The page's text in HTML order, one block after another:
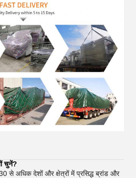
चुनें?
से अधिक देशों और क्षेत्रों में प्रसिद्ध ब्रांड और